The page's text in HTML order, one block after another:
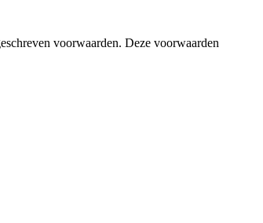
voorwaarden. Deze voorwaarden